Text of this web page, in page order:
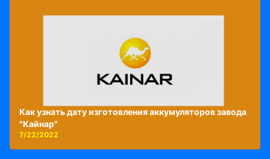
Как узнать дату изготовления аккумуляторов завода
"Кайнар"
7/22/2022